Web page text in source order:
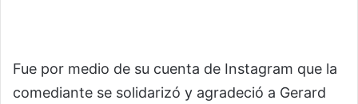
Fue por medio de su cuenta de Instagram que la
comediante se solidarizó y agradeció a Gerard